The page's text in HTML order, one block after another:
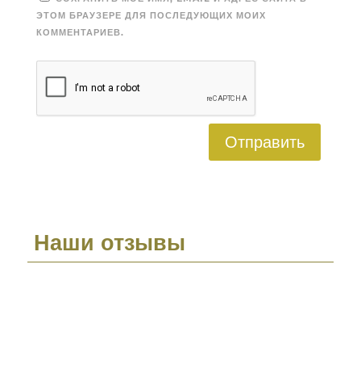
ЭТОМ БРАУЗЕРЕ ДЛЯ ПОСЛЕДУЮЩИХ МОИХ
КОММЕНТАРИЕВ.
Отправить
Наши отзывы